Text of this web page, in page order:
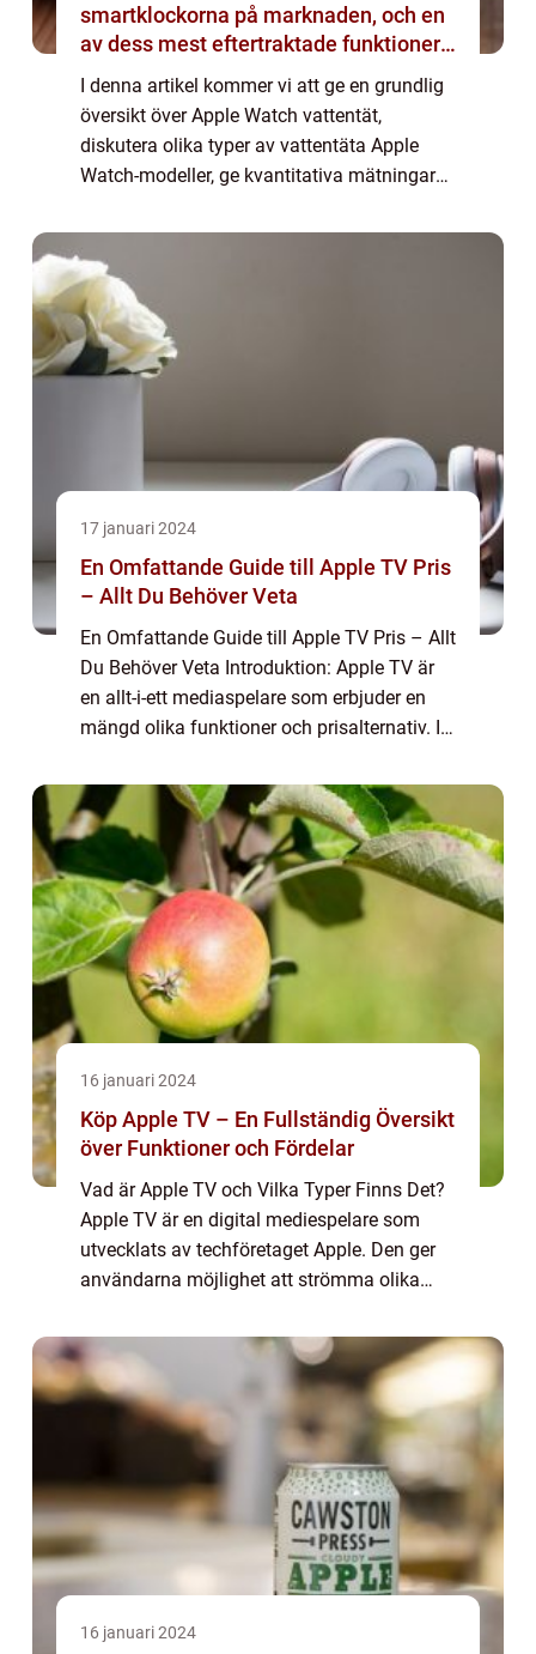
smartklockorna på marknaden, och en
av dess mest eftertraktade funktioner
är dess vattentålighet
I denna artikel kommer vi att ge en grundlig
översikt över Apple Watch vattentät,
diskutera olika typer av vattentäta Apple
Watch-modeller, ge kvantitativa mätningar
modeller skiljer sig åt. Vi kommer också...
17 januari 2024
En Omfattande Guide till Apple TV Pris
– Allt Du Behöver Veta
En Omfattande Guide till Apple TV Pris – Allt
Du Behöver Veta Introduktion: Apple TV är
en allt-i-ett mediaspelare som erbjuder en
mängd olika funktioner och prisalternativ. I
grundlig översikt av Apple ...
16 januari 2024
Köp Apple TV – En Fullständig Översikt
över Funktioner och Fördelar
Vad är Apple TV och Vilka Typer Finns Det?
Apple TV är en digital mediespelare som
utvecklats av techföretaget Apple. Den ger
användarna möjlighet att strömma olika
musik och spel, till sin TV-skärm. Det f...
16 januari 2024